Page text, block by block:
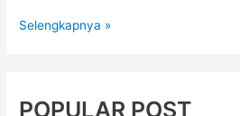
Kompetisi
Manfaat
Selengkapnya »
POPULAR POST